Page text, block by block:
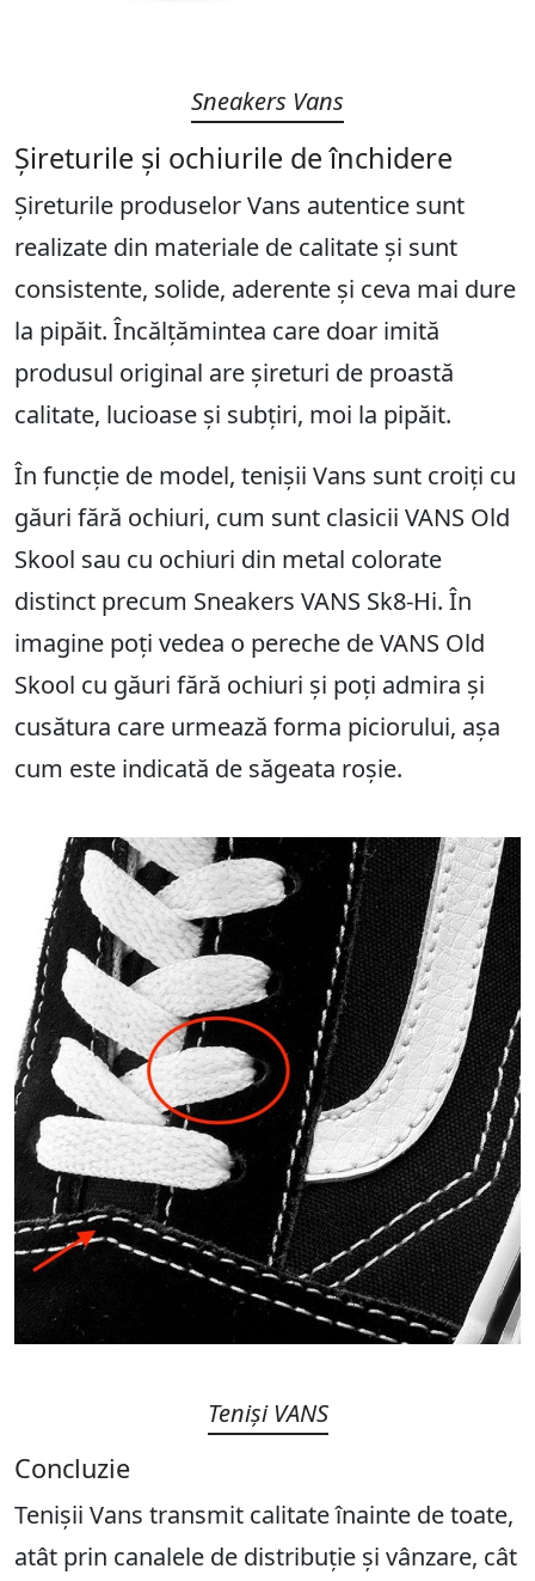
Sneakers Vans
Șireturile și ochiurile de închidere
Șireturile produselor Vans autentice sunt
realizate din materiale de calitate și sunt
consistente, solide, aderente și ceva mai dure
la pipăit. Încălțămintea care doar imită
produsul original are șireturi de proastă
calitate, lucioase și subțiri, moi la pipăit.
În funcție de model, tenișii Vans sunt croiți cu
găuri fără ochiuri, cum sunt clasicii VANS Old
Skool sau cu ochiuri din metal colorate
distinct precum Sneakers VANS Sk8-Hi. În
imagine poți vedea o pereche de VANS Old
Skool cu găuri fără ochiuri și poți admira și
cusătura care urmează forma piciorului, așa
cum este indicată de săgeata roșie.
Teniși VANS
Concluzie
Tenișii Vans transmit calitate înainte de toate,
atât prin canalele de distribuție și vânzare, cât